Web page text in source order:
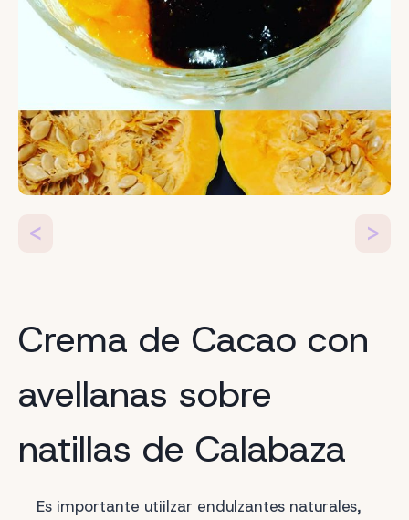
< >
Crema de Cacao con
avellanas sobre
natillas de Calabaza
Es importante utiilzar endulzantes naturales,